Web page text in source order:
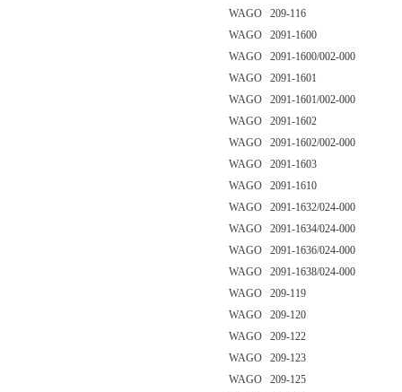
WAGO 209-116
WAGO 2091-1600
WAGO 2091-1600/002-000
WAGO 2091-1601
WAGO 2091-1601/002-000
WAGO 2091-1602
WAGO 2091-1602/002-000
WAGO 2091-1603
WAGO 2091-1610
WAGO 2091-1632/024-000
WAGO 2091-1634/024-000
WAGO 2091-1636/024-000
WAGO 2091-1638/024-000
WAGO 209-119
WAGO 209-120
WAGO 209-122
WAGO 209-123
WAGO 209-125